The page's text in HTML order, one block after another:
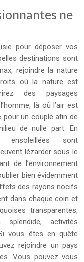
ne
pour déposer vos
destinations sont
rejoindre la nature
où la nature est
des paysages
là où l’air est
pour un couple afin de
de nulle part. En
ensoleillées sont
lézarder sous le
de l’environnement
bien évidemment
des rayons nocifs
dans chaque coin et
transparentes,
splendide, activités
vous êtes en quête
rejoindre un pays
Vous pouvez vous